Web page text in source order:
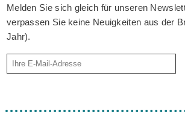
Melden Sie sich gleich für unseren
verpassen Sie keine Neuigkeiten aus der
Jahr).